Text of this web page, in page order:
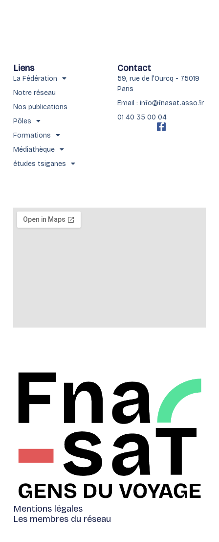
Mentions légales
Les membres du réseau
Liens
La Fédération
Notre réseau
Nos publications
Pôles
Formations
Médiathèque
études tsiganes
Contact
59, rue de l'Ourcq - 75019
Paris
Email : info@fnasat.asso.fr
01 40 35 00 04
F
f